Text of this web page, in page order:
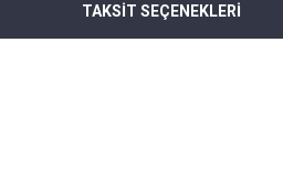
TAKSİT SEÇENEKLERİ